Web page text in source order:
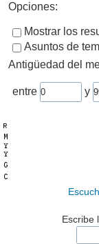
Opciones:
Mostrar los
Asuntos de
Antigüedad del
entre y
Escribe